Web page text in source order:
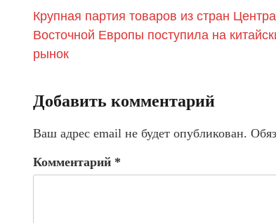
Крупная партия товаров из стран
Восточной Европы поступила на
рынок
Добавить комментарий
Ваш адрес email не будет опубликован.
Комментарий *